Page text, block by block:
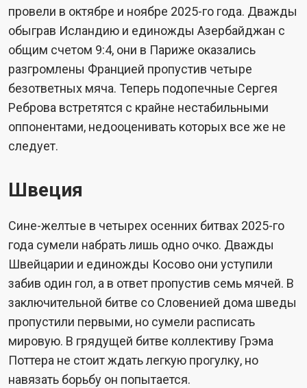
провели в октябре и ноябре 2025-го года. Дважды
обыграв Исландию и единожды Азербайджан с
общим счетом 9:4, они в Париже оказались
разгромлены Францией пропустив четыре
безответных мяча. Теперь подопечные Сергея
Реброва встретятся с крайне нестабильными
оппонентами, недооценивать которых все же не
следует.
Швеция
Сине-желтые в четырех осенних битвах 2025-го
года сумели набрать лишь одно очко. Дважды
Швейцарии и единожды Косово они уступили
забив один гол, а в ответ пропустив семь мячей. В
заключительной битве со Словенией дома шведы
пропустили первыми, но сумели расписать
мировую. В грядущей битве коллективу Грэма
Поттера не стоит ждать легкую прогулку, но
навязать борьбу он попытается.